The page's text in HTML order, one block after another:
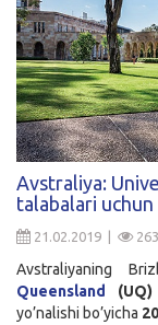
Yana
Qidirish
Avstraliya:
talabalari
21.02.2019 |
Avstraliyaning
Queensland
(UQ)
yo’nalishi bo’yicha